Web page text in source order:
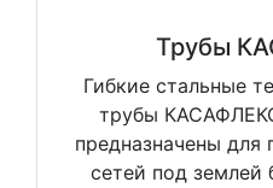
Трубы
Гибкие стальные
трубы
предназначены для
сетей под землей